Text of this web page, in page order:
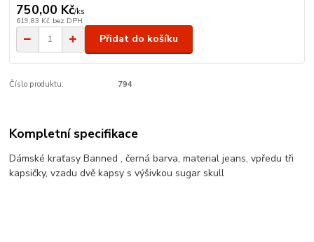
750,00 Kč/ks
619,83 Kč bez DPH
Přidat do košíku
Číslo produktu: 794
Kompletní specifikace
Dámské kraťasy Banned , černá barva, material jeans, vpředu tři
kapsičky, vzadu dvě kapsy s výšivkou sugar skull